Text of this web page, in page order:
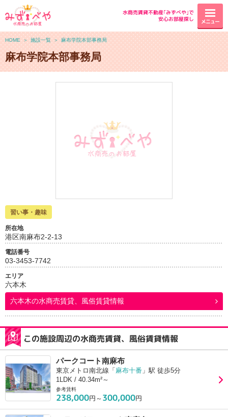
水商売賃貸不動産｢みずべや｣で
安心お部屋探し
メニュー
HOME ＞ 施設一覧 ＞ 麻布学院本部事務局
麻布学院本部事務局
習い事・趣味
所在地
港区南麻布2-2-13
電話番号
03-3453-7742
エリア
六本木
六本木の水商売賃貸、風俗賃貸情報
この施設周辺の水商売賃貸、風俗賃貸情報
パークコート南麻布
東京メトロ南北線「 麻布十番 」駅 徒歩5分
1LDK / 40.34m²～
参考賃料
238,000円～ 300,000円